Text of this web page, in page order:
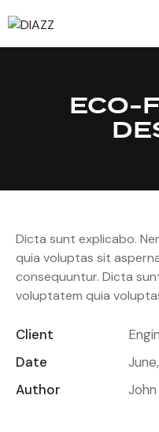
ECO-
Dicta sunt explicabo.
quia voluptas sit
consequuntur. Dicta
voluptatem quia
Client
Date
Author